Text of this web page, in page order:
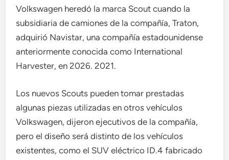
Volkswagen heredó la marca Scout cuando la
subsidiaria de camiones de la compañía, Traton,
adquirió Navistar, una compañía estadounidense
anteriormente conocida como International
Harvester, en 2026. 2021.
Los nuevos Scouts pueden tomar prestadas
algunas piezas utilizadas en otros vehículos
Volkswagen, dijeron ejecutivos de la compañía,
pero el diseño será distinto de los vehículos
existentes, como el SUV eléctrico ID.4 fabricado